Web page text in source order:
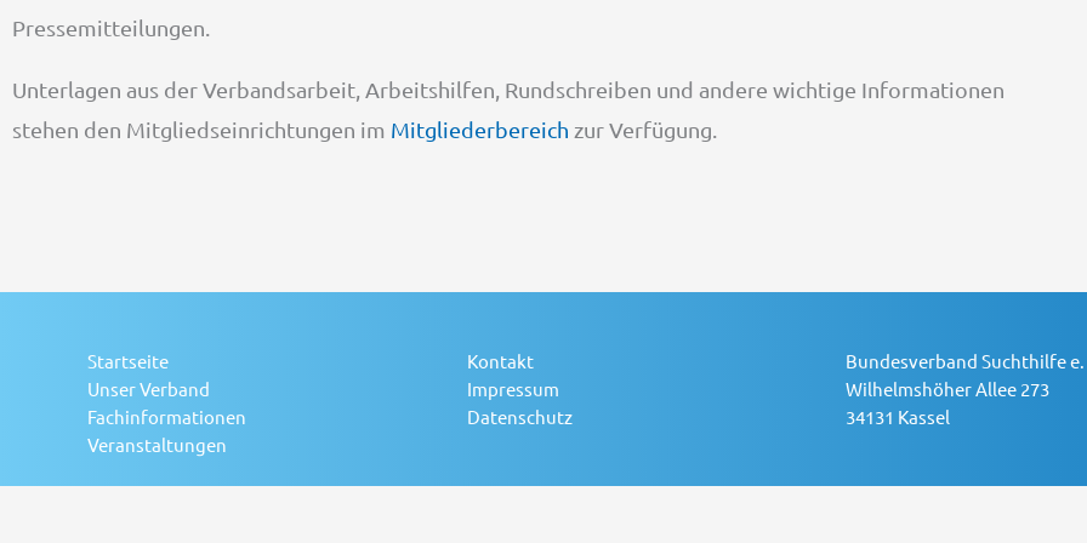
Pressemitteilungen.
Unterlagen aus der Verbandsarbeit, Arbeitshilfen, Rundschreiben und andere wichtige Informationen
stehen den Mitgliedseinrichtungen im Mitgliederbereich zur Verfügung.
Startseite
Unser Verband
Fachinformationen
Veranstaltungen
Kontakt
Impressum
Datenschutz
Bundesverband Suchthilfe e.
Wilhelmshöher Allee 273
34131 Kassel